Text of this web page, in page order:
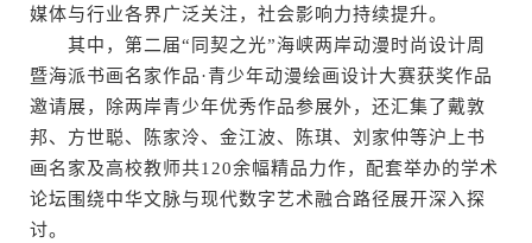
媒体与行业各界广泛关注，社会影响力持续提升。
其中，第二届“同契之光”海峡两岸动漫时尚设计周
暨海派书画名家作品·青少年动漫绘画设计大赛获奖作品
邀请展，除两岸青少年优秀作品参展外，还汇集了戴敦
邦、方世聪、陈家泠、金江波、陈琪、刘家仲等沪上书
画名家及高校教师共120余幅精品力作，配套举办的学术
论坛围绕中华文脉与现代数字艺术融合路径展开深入探
讨。